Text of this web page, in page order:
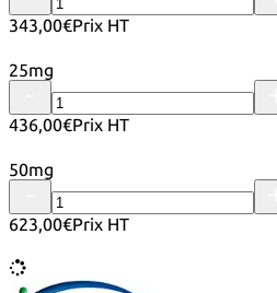
343,00€Prix HT
25mg
436,00€Prix HT
50mg
623,00€Prix HT